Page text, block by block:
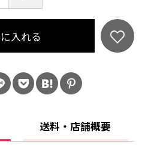
じゅんまいしゅ
酒種:純米酒 原材料名:
度 味の特徴:やや辛口、
入れる
送料・店舗概要